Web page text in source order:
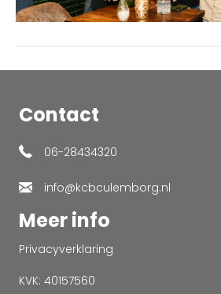
Contact
06-28434320
info@kcbculemborg.nl
Meer info
Privacyverklaring
KVK: 40157560